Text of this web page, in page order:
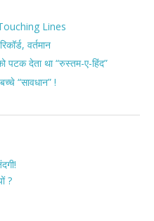
Lines
वर्तमान
पटक देता था “रुस्तम-ए-हिंद”
“सावधान” !
?